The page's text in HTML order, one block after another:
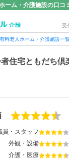
ーム・介護施設の口コ
受
料老人ホーム・介護施設一
住宅ともだち倶
員・スタッフ
外観・設備
介護・医療